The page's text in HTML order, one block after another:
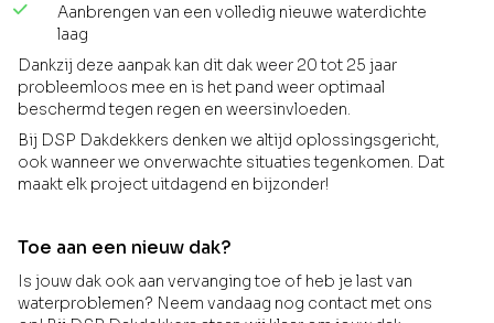
Aanbrengen van een volledig nieuwe waterdichte
laag
Dankzij deze aanpak kan dit dak weer 20 tot 25 jaar
probleemloos mee en is het pand weer optimaal
beschermd tegen regen en weersinvloeden.
Bij DSP Dakdekkers denken we altijd oplossingsgericht,
ook wanneer we onverwachte situaties tegenkomen. Dat
maakt elk project uitdagend en bijzonder!
Toe aan een nieuw dak?
Is jouw dak ook aan vervanging toe of heb je last van
waterproblemen? Neem vandaag nog contact met ons